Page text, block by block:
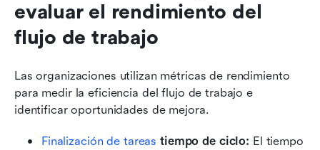
evaluar el rendimiento del
flujo de trabajo
Las organizaciones utilizan métricas de rendimiento
para medir la eficiencia del flujo de trabajo e
identificar oportunidades de mejora.
Finalización de tareas tiempo de ciclo: El tiempo